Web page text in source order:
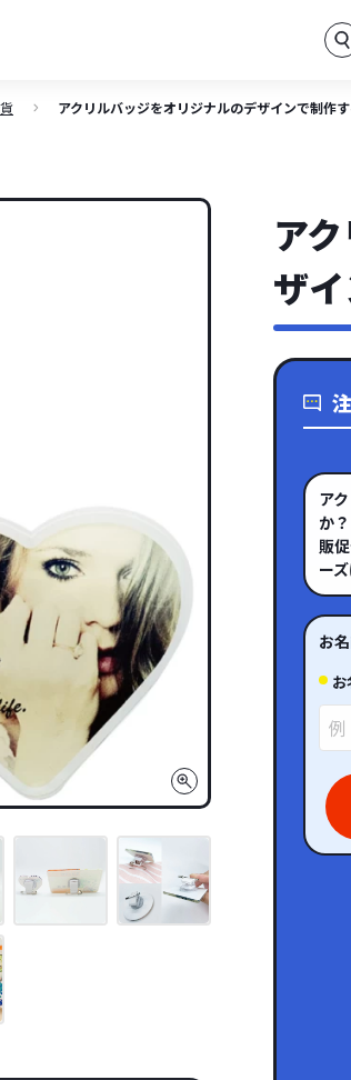
アクリルバッジをオリジナルのデザインで制作
ア
ザ
ア
か？
販
ー
お
お